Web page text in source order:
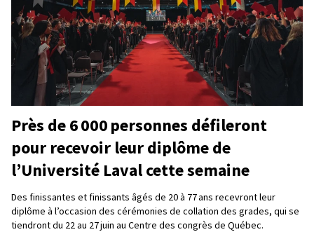
Près de 6 000 personnes défileront
pour recevoir leur diplôme de
l’Université Laval cette semaine
Des finissantes et finissants âgés de 20 à 77 ans recevront leur
diplôme à l’occasion des cérémonies de collation des grades, qui se
tiendront du 22 au 27 juin au Centre des congrès de Québec.